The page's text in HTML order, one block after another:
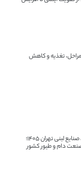
تغذیه و کاهش
نمایشگاه بین‌المللی دام، طیور، صنایع لبنی تهران ۱۴۰۵؛
دام و طیور کشور